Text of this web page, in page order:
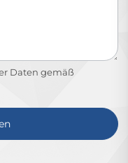
Daten gemäß